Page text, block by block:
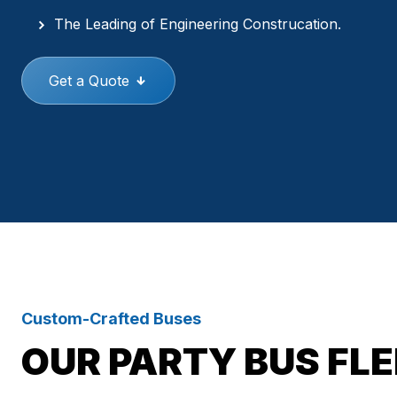
The Leading of Engineering Construcation.
Get a Quote
Custom-Crafted Buses
OUR PARTY BUS